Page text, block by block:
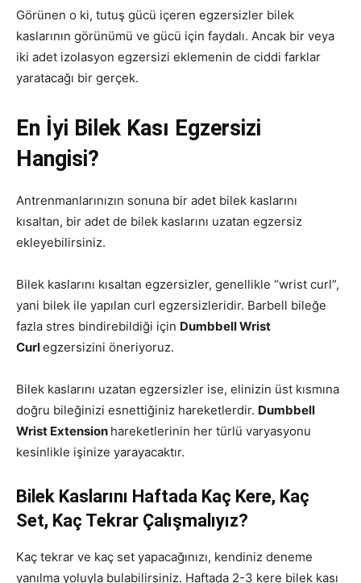
Görünen o ki, tutuş gücü içeren egzersizler bilek
kaslarının görünümü ve gücü için faydalı. Ancak bir veya
iki adet izolasyon egzersizi eklemenin de ciddi farklar
yaratacağı bir gerçek.
En İyi Bilek Kası Egzersizi
Hangisi?
Antrenmanlarınızın sonuna bir adet bilek kaslarını
kısaltan, bir adet de bilek kaslarını uzatan egzersiz
ekleyebilirsiniz.
Bilek kaslarını kısaltan egzersizler, genellikle “wrist curl”,
yani bilek ile yapılan curl egzersizleridir. Barbell bileğe
fazla stres bindirebildiği için Dumbbell Wrist
Curlegzersizini öneriyoruz.
Bilek kaslarını uzatan egzersizler ise, elinizin üst kısmına
doğru bileğinizi esnettiğiniz hareketlerdir. Dumbbell
Wrist Extension hareketlerinin her türlü varyasyonu
kesinlikle işinize yarayacaktır.
Bilek Kaslarını Haftada Kaç Kere, Kaç
Set, Kaç Tekrar Çalışmalıyız?
Kaç tekrar ve kaç set yapacağınızı, kendiniz deneme
yanılma yoluyla bulabilirsiniz. Haftada 2-3 kere bilek kası